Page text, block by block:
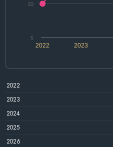
2022 2023
5
10
2022
2023
2024
2025
2026